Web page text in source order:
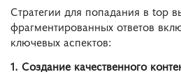
Стратегии для попадания в top
фрагментированных ответов
ключевых аспектов:
1. Создание качественного